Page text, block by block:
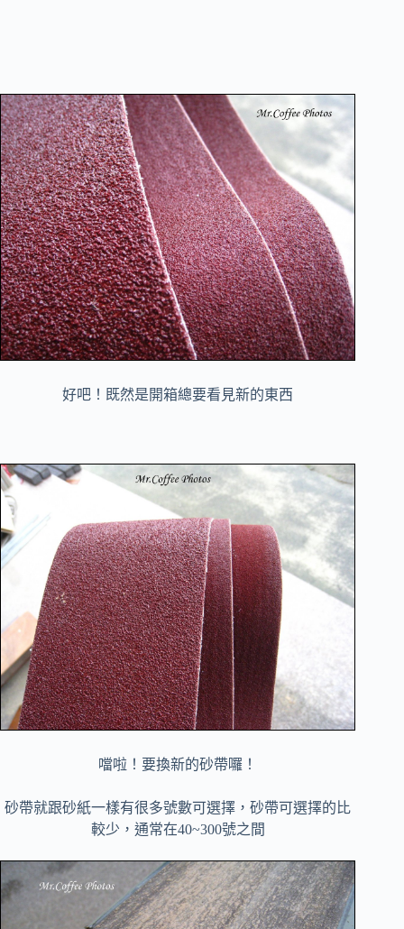
好吧！既然是開箱總要看見新的東西
噹啦！要換新的砂帶囉！
砂帶就跟砂紙一樣有很多號數可選擇，砂帶可選擇的比
較少，通常在40~300號之間